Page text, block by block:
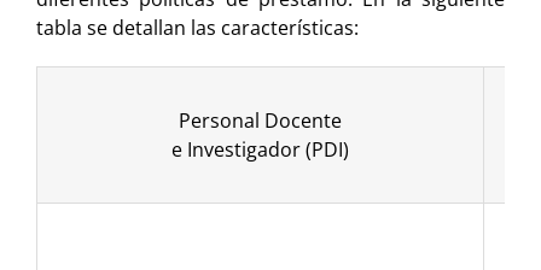
tabla se detallan las características:
Personal Docente
e Investigador (PDI)